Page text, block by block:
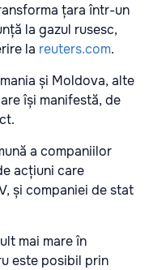
țara într-un
la gazul rusesc,
la reuters.com.
și Moldova, alte
își manifestă, de
a companiilor
acțiuni care
și companiei de stat
mai mare în
este posibil prin